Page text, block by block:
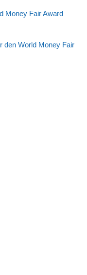
Money Fair Award
den World Money Fair